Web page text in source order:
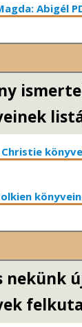
Abigél
nekünk